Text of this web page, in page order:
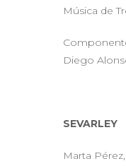
Música de
Diego
SEVARLEY
Marta